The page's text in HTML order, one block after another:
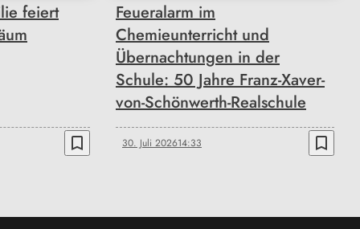
feiert
bookmark_border
Feueralarm im
Chemieunterricht und
Übernachtungen in der
Schule: 50 Jahre Franz-Xaver-
von-Schönwerth-Realschule
30. Juli 202614:33 bookmark_border